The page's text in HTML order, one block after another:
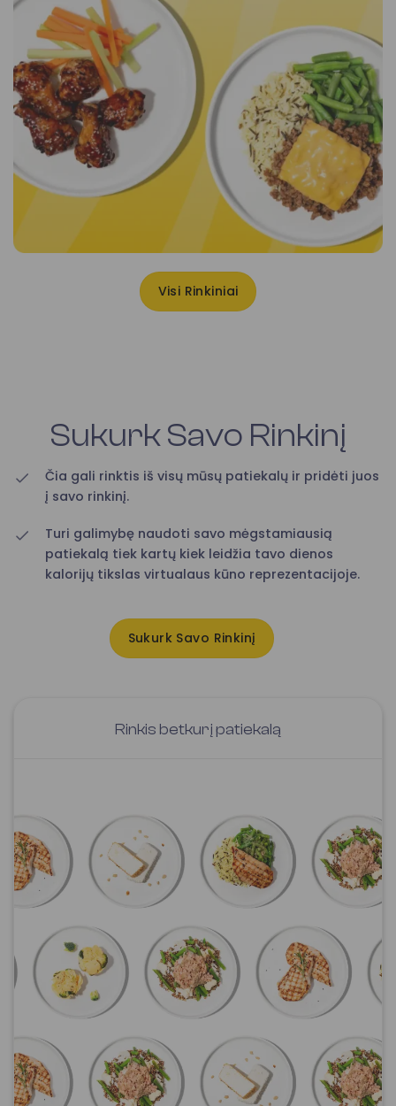
Visi Rinkiniai
Sukurk Savo Rinkinį
Čia gali rinktis iš visų mūsų patiekalų ir pridėti juos
į savo rinkinį.
Turi galimybę naudoti savo mėgstamiausią
patiekalą tiek kartų kiek leidžia tavo dienos
kalorijų tikslas virtualaus kūno reprezentacijoje.
Sukurk Savo Rinkinį
Rinkis betkurį patiekalą